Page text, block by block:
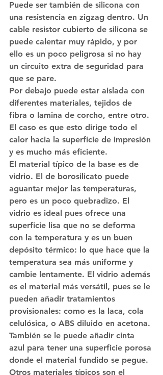
Puede ser también de silicona con
una resistencia en zigzag dentro. Un
cable resistor cubierto de silicona se
puede calentar muy rápido, y por
ello es un poco peligrosa si no hay
un circuito extra de seguridad para
que se pare.
Por debajo puede estar aislada con
diferentes materiales, tejidos de
fibra o lamina de corcho, entre otro.
El caso es que esto dirige todo el
calor hacia la superficie de impresión
y es mucho más eficiente.
El material típico de la base es de
vidrio. El de borosilicato puede
aguantar mejor las temperaturas,
pero es un poco quebradizo. El
vidrio es ideal pues ofrece una
superficie lisa que no se deforma
con la temperatura y es un buen
depósito térmico: lo que hace que la
temperatura sea más uniforme y
cambie lentamente. El vidrio además
es el material más versátil, pues se le
pueden añadir tratamientos
provisionales: como es la laca, cola
celulósica, o ABS diluido en acetona.
También se le puede añadir cinta
azul para tener una superficie porosa
donde el material fundido se pegue.
Otros materiales típicos son el